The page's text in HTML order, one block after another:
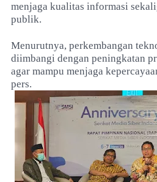
menjaga kualitas informasi
publik.
Menurutnya, perkembangan
diimbangi dengan peningkatan
agar mampu menjaga
pers.